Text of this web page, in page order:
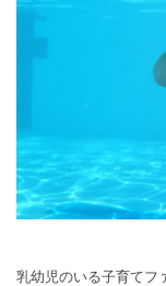
乳幼児のいる子育てフ